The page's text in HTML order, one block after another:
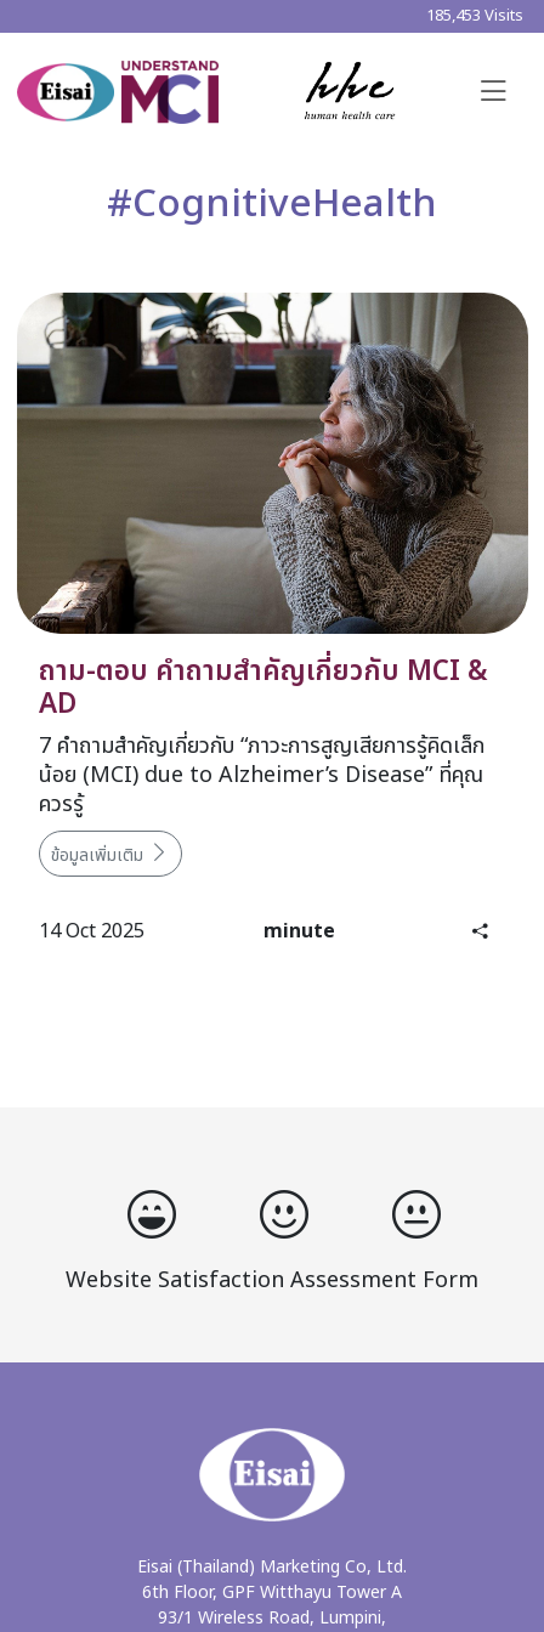
185,453 Visits
#CognitiveHealth
ถาม-ตอบ คำถามสำคัญเกี่ยวกับ MCI &
AD
7 คำถามสำคัญเกี่ยวกับ “ภาวะการสูญเสียการรู้คิดเล็ก
น้อย (MCI) due to Alzheimer’s Disease” ที่คุณ
ควรรู้
ข้อมูลเพิ่มเติม
14 Oct 2025 minute
Website Satisfaction Assessment Form
Eisai (Thailand) Marketing Co, Ltd.
6th Floor, GPF Witthayu Tower A
93/1 Wireless Road, Lumpini,